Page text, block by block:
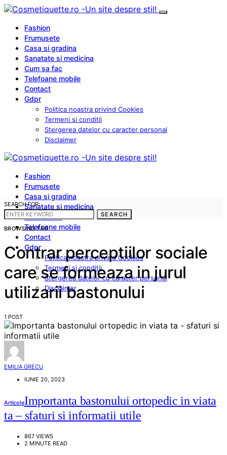
Fashion
Frumusete
Casa si gradina
Sanatate si medicina
Cum sa fac
Telefoane mobile
Contact
Gdpr
Politica noastra privind Cookies
Termeni si conditii
Stergerea datelor cu caracter personal
Disclaimer
Fashion
Frumusete
Casa si gradina
Sanatate si medicina
Cum sa fac
Telefoane mobile
Contact
Gdpr
Politica noastra privind Cookies
Termeni si conditii
Stergerea datelor cu caracter personal
Disclaimer
SEARCH FOR:
SEARCH
BROWSING TAG
Contrar perceptiilor sociale
care se formeaza in jurul
utilizarii bastonului
1 POST
EMILIA GRECU
IUNIE 20, 2023
ArticoleImportanta bastonului ortopedic in viata
ta – sfaturi si informatii utile
867 VIEWS
2 MINUTE READ